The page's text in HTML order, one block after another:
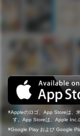
Appleのロゴ、App Storeは、
す。App Storeは、Apple Inc.
Google Play および Google